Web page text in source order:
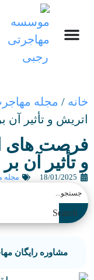
خانه / مجله
اتریش و تأثیر آن
فرصت های
و تأثیر آن
18/01/2025 مجله
Search
مشاوره رایگان